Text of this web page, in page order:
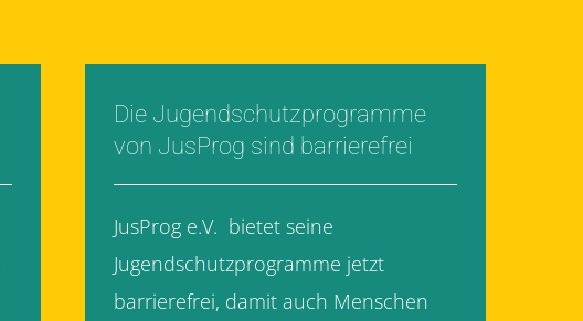
Die Jugendschutzprogramme
von JusProg sind barrierefrei
JusProg e.V. bietet seine
Jugendschutzprogramme jetzt
barrierefrei, damit auch Menschen